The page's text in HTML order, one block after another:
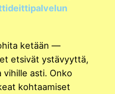
ketään —
etsivät ystävyyttä,
asti. Onko
kohtaamiset